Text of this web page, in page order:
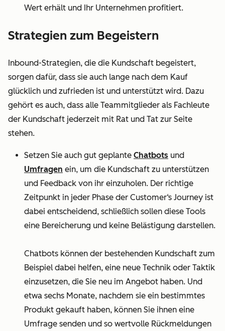
Wert erhält und Ihr Unternehmen profitiert.
Strategien zum Begeistern
Inbound-Strategien, die die Kundschaft begeistert,
sorgen dafür, dass sie auch lange nach dem Kauf
glücklich und zufrieden ist und unterstützt wird. Dazu
gehört es auch, dass alle Teammitglieder als Fachleute
der Kundschaft jederzeit mit Rat und Tat zur Seite
stehen.
Setzen Sie auch gut geplante Chatbots und
Umfragen ein, um die Kundschaft zu unterstützen
und Feedback von ihr einzuholen. Der richtige
Zeitpunkt in jeder Phase der Customer‘s Journey ist
dabei entscheidend, schließlich sollen diese Tools
eine Bereicherung und keine Belästigung darstellen.
Chatbots können der bestehenden Kundschaft zum
Beispiel dabei helfen, eine neue Technik oder Taktik
einzusetzen, die Sie neu im Angebot haben. Und
etwa sechs Monate, nachdem sie ein bestimmtes
Produkt gekauft haben, können Sie ihnen eine
Umfrage senden und so wertvolle Rückmeldungen